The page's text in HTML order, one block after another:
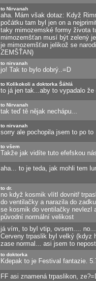
to Nirvanah
aha. Mám však dotaz: Když
počátku tam byl jen on a
taky mimozemské formy života
mimozemšťan musí být zelený
je mimozemšťan jelikož se
ZEMŠŤAN)
to nirvanah
jo! Tak to bylo dobrý..=D
to Kolikokoli a doktorka Šáhlá
to já jen tak...aby to vypadalo že
to Nirvanah
tak teď tě nějak nechápu...
to nirvanah
sorry ale pochopila jsem to po to
to všem
Takže jak vidíte tuto efefskou
aha... to je teda, jak mohli tem
to dr.
no když kosmik vlítl dovnitř
do ventilačky a narazila do
se kosmik do ventilačky nevlezl
původní normální velikost
já vím, to byl vtip, ovsem....
Cerveny trpaslik byl velký (kdyz
zase normal... asi jsem to
to doktorka
Kdepak to je Festival fantazie.
FF asi znamená trpaslikon,